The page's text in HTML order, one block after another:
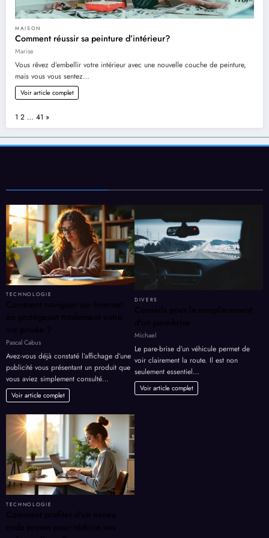
MAISON
Comment réussir sa peinture d’intérieur?
Marise
Vous rêvez d’embellir votre intérieur avec une nouvelle couche de peinture,
mais vous vous sentez…
Voir article complet
Page:
1 2 … 41 Next
»
TECHNOLOGIE
Comment naviguer sur Internet
en protégeant totalement votre
vie privée ?
Pascal Cabus
Avez-vous déjà constaté l’affichage d’une
publicité vous présentant un produit que
vous aviez simplement consulté…
Voir article complet
DIVERS
Conseils pour le remplacement
d’un pare-brise
Michael
Le pare-brise d’un véhicule permet de
voir clairement la route. Il est non
seulement essentiel…
Voir article complet
TECHNOLOGIE
Comment profiter d’un minea
code promo pour réduire vos